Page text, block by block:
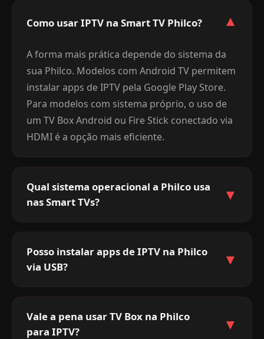
Como usar IPTV na Smart TV Philco? ▼
A forma mais prática depende do sistema da
sua Philco. Modelos com Android TV permitem
instalar apps de IPTV pela Google Play Store.
Para modelos com sistema próprio, o uso de
um TV Box Android ou Fire Stick conectado via
HDMI é a opção mais eficiente.
Qual sistema operacional a Philco usa
nas Smart TVs?
▼
Posso instalar apps de IPTV na Philco
via USB?
▼
Vale a pena usar TV Box na Philco
para IPTV?
▼